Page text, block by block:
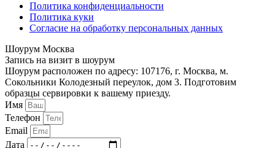
Политика конфиденциальности
Политика куки
Согласие на обработку персональных данных
Шоурум Москва
Запись на визит в шоурум
Шоурум расположен по адресу: 107176, г. Москва, м.
Сокольники Колодезный переулок, дом 3. Подготовим
образцы сервировки к вашему приезду.
Имя
Телефон
Email
Дата